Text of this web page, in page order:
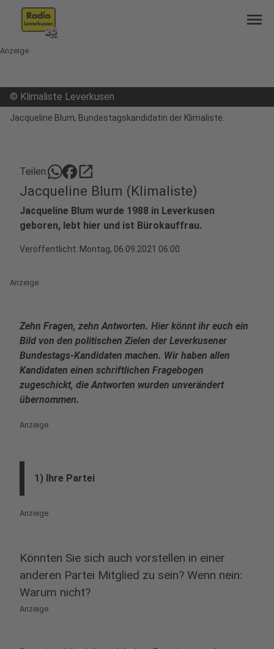
menu
Anzeige
© Klimaliste Leverkusen
Jacqueline Blum, Bundestagskandidatin der Klimaliste.
Teilen: open_in_new
Jacqueline Blum (Klimaliste)
Jacqueline Blum wurde 1988 in Leverkusen
geboren, lebt hier und ist Bürokauffrau.
Veröffentlicht: Montag, 06.09.2021 06:00
Anzeige
Zehn Fragen, zehn Antworten. Hier könnt ihr euch ein
Bild von den politischen Zielen der Leverkusener
Bundestags-Kandidaten machen. Wir haben allen
Kandidaten einen schriftlichen Fragebogen
zugeschickt, die Antworten wurden unverändert
übernommen.
Anzeige
1) Ihre Partei
Anzeige
Könnten Sie sich auch vorstellen in einer
anderen Partei Mitglied zu sein? Wenn nein:
Warum nicht?
Anzeige